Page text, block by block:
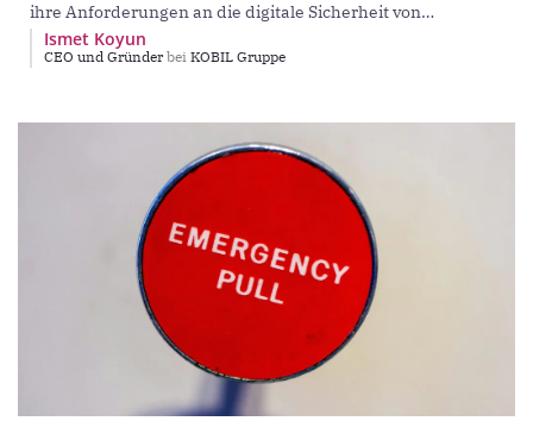
ihre Anforderungen an die digitale Sicherheit von
Unternehmen grundlegend. Was lange als technische
Ismet Koyun
CEO und Gründer bei KOBIL Gruppe